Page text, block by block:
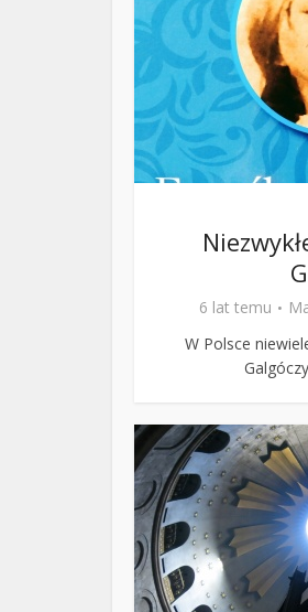
6 lat temu
W Polsce